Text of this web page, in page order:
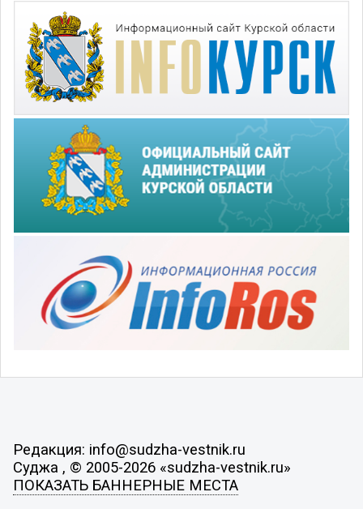
Редакция: info@sudzha-vestnik.ru
Суджа , © 2005-2026 «sudzha-vestnik.ru»
ПОКАЗАТЬ БАННЕРНЫЕ МЕСТА